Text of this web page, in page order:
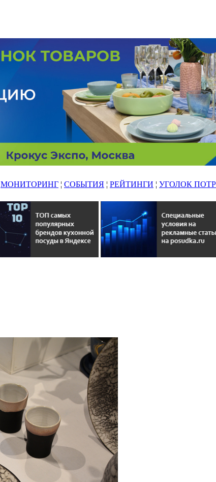
МОНИТОРИНГ ¦ СОБЫТИЯ ¦ РЕЙТИНГИ ¦ УГОЛОК